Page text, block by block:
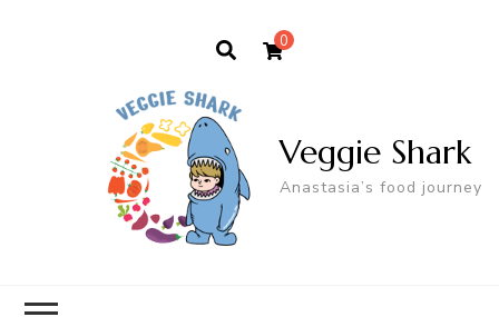
0
Veggie Shark
Anastasia’s food journey